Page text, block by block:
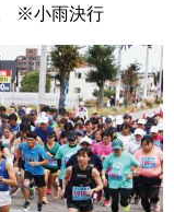
※小雨決行